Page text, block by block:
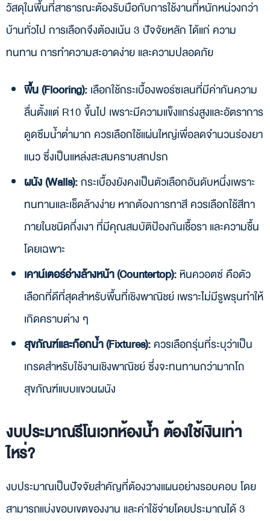
วัสดุในพื้นที่สาธารณะต้องรับมือกับการใช้งานที่หนักหน่วงกว่า
บ้านทั่วไป การเลือกจึงต้องเน้น 3 ปัจจัยหลัก ได้แก่ ความ
ทนทาน การทำความสะอาดง่าย และความปลอดภัย
พื้น (Flooring):เลือกใช้กระเบื้องพอร์ซเลนที่มีค่ากันความ
ลื่นตั้งแต่ R10 ขึ้นไป เพราะมีความแข็งแกร่งสูงและอัตราการ
ดูดซึมน้ำต่ำมาก ควรเลือกใช้แผ่นใหญ่เพื่อลดจำนวนร่องยา
แนว ซึ่งเป็นแหล่งสะสมคราบสกปรก
ผนัง (Walls):กระเบื้องยังคงเป็นตัวเลือกอันดับหนึ่งเพราะ
ทนทานและเช็ดล้างง่าย หากต้องการทาสี ควรเลือกใช้สีทา
ภายในชนิดกึ่งเงา ที่มีคุณสมบัติป้องกันเชื้อรา และความชื้น
โดยเฉพาะ
เคาน์เตอร์อ่างล้างหน้า (Countertop):หินควอตซ์ คือตัว
เลือกที่ดีที่สุดสำหรับพื้นที่เชิงพาณิชย์ เพราะไม่มีรูพรุนทำให้
เกิดคราบต่าง ๆ
สุขภัณฑ์และก๊อกน้ำ (Fixtures):ควรเลือกรุ่นที่ระบุว่าเป็น
เกรดสำหรับใช้งานเชิงพาณิชย์ ซึ่งจะทนทานกว่ามากโถ
สุขภัณฑ์แบบแขวนผนัง
งบประมาณรีโนเวทห้องน้ำ ต้องใช้เงินเท่า
ไหร่?
งบประมาณเป็นปัจจัยสำคัญที่ต้องวางแผนอย่างรอบคอบ โดย
สามารถแบ่งขอบเขตของงาน และค่าใช้จ่ายโดยประมาณได้ 3